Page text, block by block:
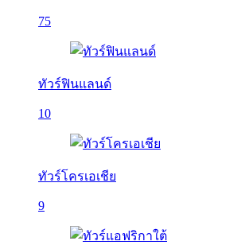
75
ทัวร์ฟินแลนด์
10
ทัวร์โครเอเชีย
9